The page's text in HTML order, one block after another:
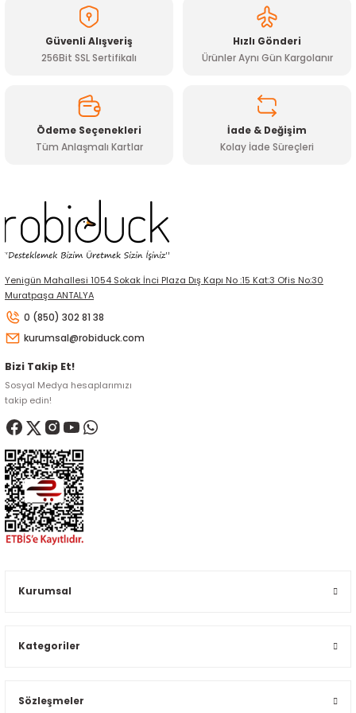
Güvenli Alışveriş
256Bit SSL Sertifikalı
Hızlı Gönderi
Ürünler Aynı Gün Kargolanır
Ödeme Seçenekleri
Tüm Anlaşmalı Kartlar
İade & Değişim
Kolay İade Süreçleri
Yenigün Mahallesi 1054 Sokak İnci Plaza Dış Kapı No :15 Kat:3 Ofis No:30
Muratpaşa ANTALYA
0 (850) 302 81 38
kurumsal@robiduck.com
Bizi Takip Et!
Sosyal Medya hesaplarımızı
takip edin!
Kurumsal
Kategoriler
Sözleşmeler